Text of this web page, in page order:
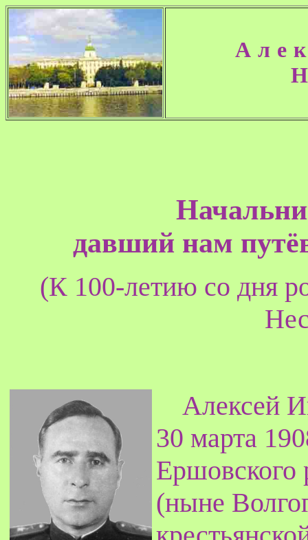
давший нам
(К 100-летию со дня
Алексей
30 марта
Ершовского
(ныне